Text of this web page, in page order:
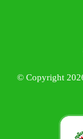
© Copyright